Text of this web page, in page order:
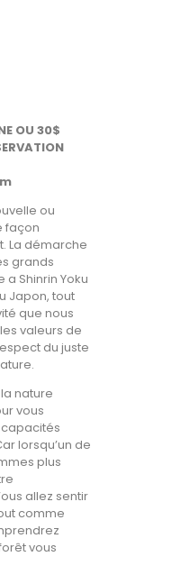
OU 30$
ou
façon
La démarche
grands
Shinrin Yoku
Japon, tout
que nous
valeurs de
du juste
nature
vous
capacités
lorsqu’un de
plus
allez sentir
comme
vous